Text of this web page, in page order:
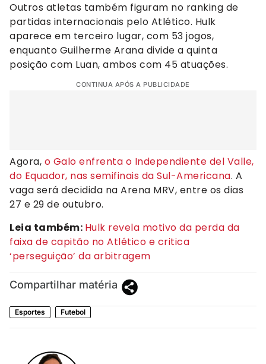
Outros atletas também figuram no ranking de
partidas internacionais pelo Atlético. Hulk
aparece em terceiro lugar, com 53 jogos,
enquanto Guilherme Arana divide a quinta
posição com Luan, ambos com 45 atuações.
CONTINUA APÓS A PUBLICIDADE
Agora, o Galo enfrenta o Independiente del Valle,
do Equador, nas semifinais da Sul-Americana. A
vaga será decidida na Arena MRV, entre os dias
27 e 29 de outubro.
Leia também: Hulk revela motivo da perda da
faixa de capitão no Atlético e critica
‘perseguição’ da arbitragem
Compartilhar matéria
Esportes Futebol